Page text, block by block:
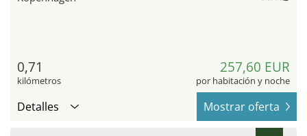
0,71
kilómetros
257,60 EUR
por habitación y noche
Detalles Mostrar oferta